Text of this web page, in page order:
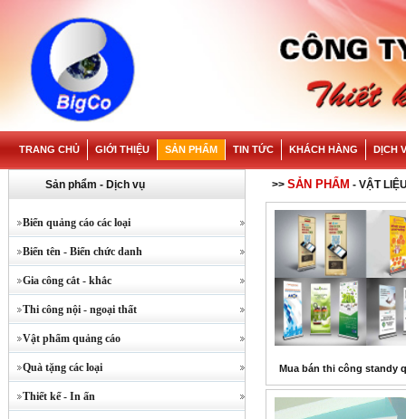
TRANG CHỦ GIỚI THIỆU SẢN PHẨM TIN TỨC KHÁCH HÀNG DỊCH
Sản phẩm - Dịch vụ
Biển quảng cáo các loại
Biển tên - Biển chức danh
Gia công cắt - khắc
Thi công nội - ngoại thất
Vật phẩm quảng cáo
Quà tặng các loại
Thiết kế - In ấn
>> SẢN PHẨM - VẬT
Mua bán thi công standy